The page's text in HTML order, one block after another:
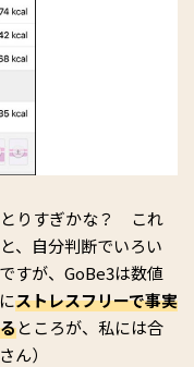
とりすぎかな？ これ
、自分判断でいろい
すが、GoBe3は数値
ストレスフリーで事実
ところが、私には合
ん）